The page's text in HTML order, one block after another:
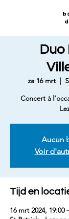
za 16 mrt
  |
Concert à
Aucun
Voir
Tijd en
16 mrt 2024, 19:00